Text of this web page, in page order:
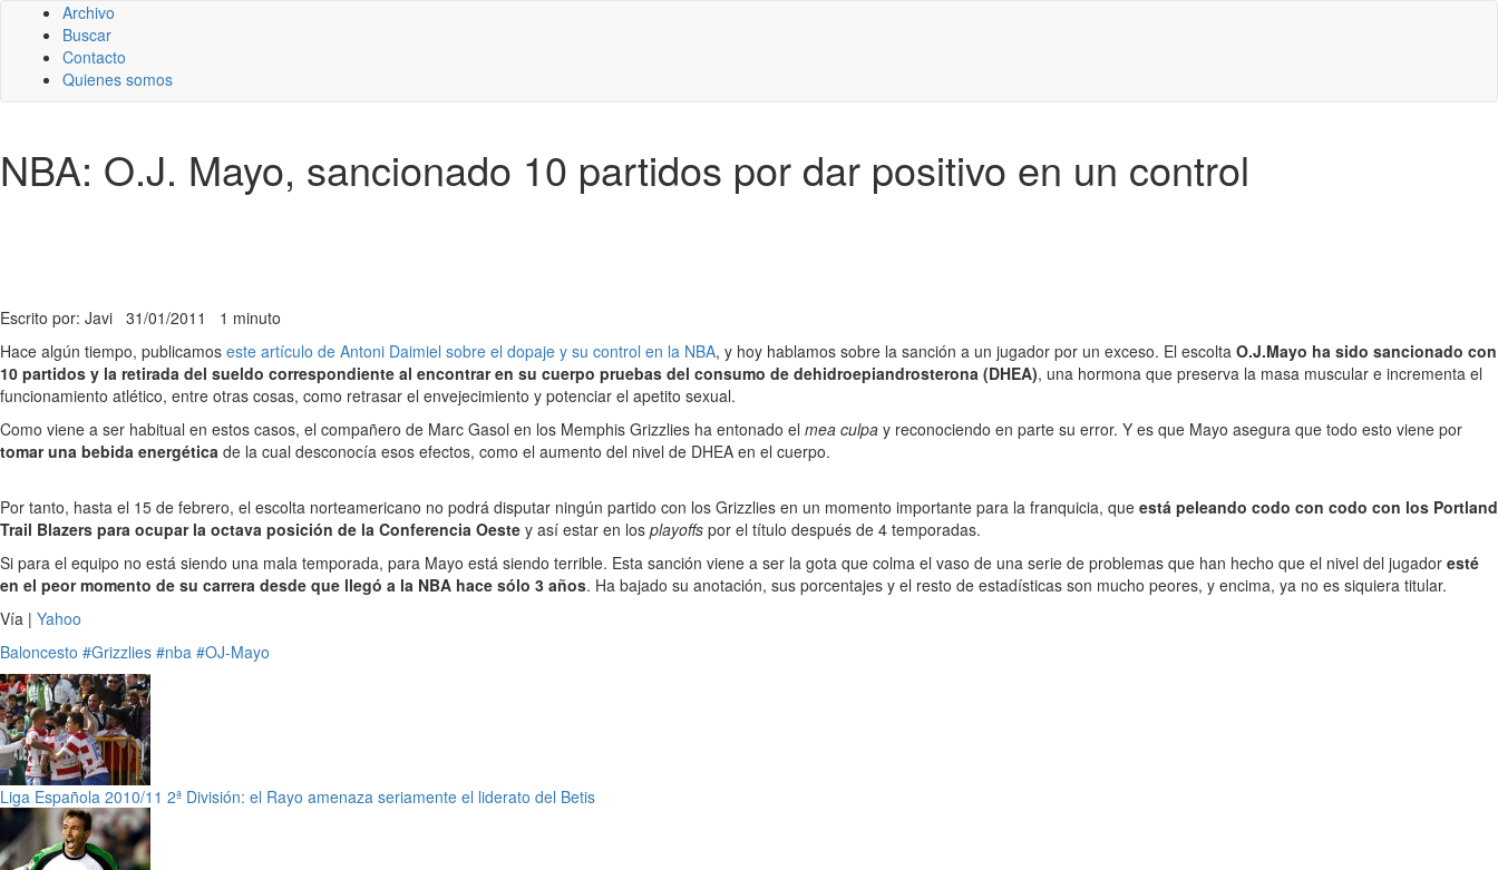
Archivo
Buscar
Contacto
Quienes somos
NBA: O.J. Mayo, sancionado 10 partidos por dar positivo en un control
Escrito por: Javi 31/01/2011 1 minuto
Hace algún tiempo, publicamos este artículo de Antoni Daimiel sobre el dopaje y su control en la NBA, y hoy hablamos sobre la sanción a un jugador por un exceso. El escolta O.J.Mayo ha sido sancionado con
10 partidos y la retirada del sueldo correspondiente al encontrar en su cuerpo pruebas del consumo de dehidroepiandrosterona (DHEA), una hormona que preserva la masa muscular e incrementa el
funcionamiento atlético, entre otras cosas, como retrasar el envejecimiento y potenciar el apetito sexual.
Como viene a ser habitual en estos casos, el compañero de Marc Gasol en los Memphis Grizzlies ha entonado el mea culpa y reconociendo en parte su error. Y es que Mayo asegura que todo esto viene por
tomar una bebida energética de la cual desconocía esos efectos, como el aumento del nivel de DHEA en el cuerpo.
Por tanto, hasta el 15 de febrero, el escolta norteamericano no podrá disputar ningún partido con los Grizzlies en un momento importante para la franquicia, que está peleando codo con codo con los Portland
Trail Blazers para ocupar la octava posición de la Conferencia Oeste y así estar en los playoffs por el título después de 4 temporadas.
Si para el equipo no está siendo una mala temporada, para Mayo está siendo terrible. Esta sanción viene a ser la gota que colma el vaso de una serie de problemas que han hecho que el nivel del jugador esté
en el peor momento de su carrera desde que llegó a la NBA hace sólo 3 años. Ha bajado su anotación, sus porcentajes y el resto de estadísticas son mucho peores, y encima, ya no es siquiera titular.
Vía | Yahoo
Baloncesto #Grizzlies #nba #OJ-Mayo
Liga Española 2010/11 2ª División: el Rayo amenaza seriamente el liderato del Betis